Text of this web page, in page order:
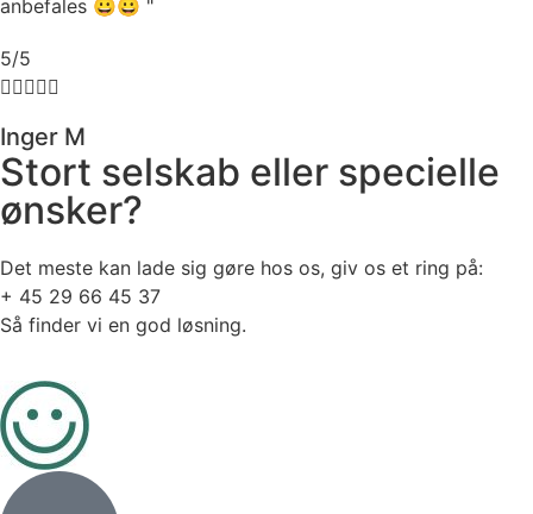
anbefales 😀😀 "
5/5

Inger M
Stort selskab eller specielle
ønsker?
Det meste kan lade sig gøre hos os, giv os et ring på:
+ 45 29 66 45 37
Så finder vi en god løsning.